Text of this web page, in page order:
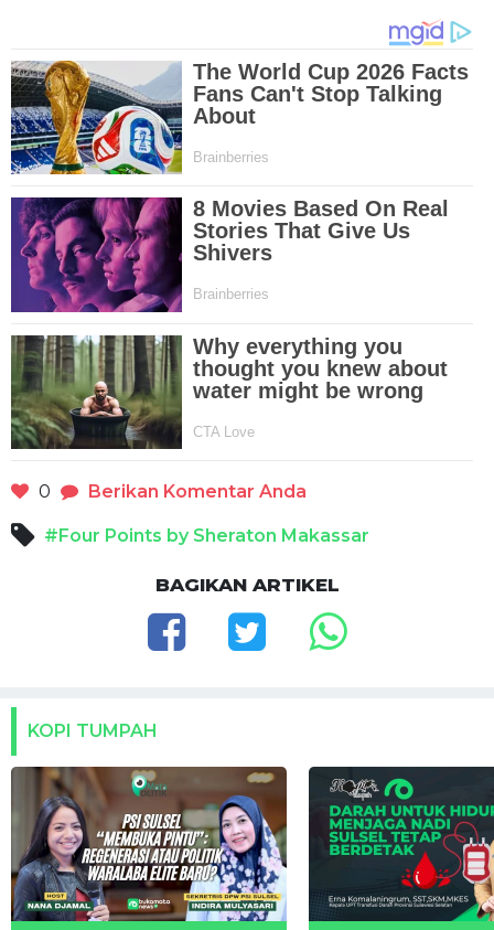
0 Berikan Komentar Anda
#Four Points by Sheraton Makassar
BAGIKAN ARTIKEL
KOPI TUMPAH